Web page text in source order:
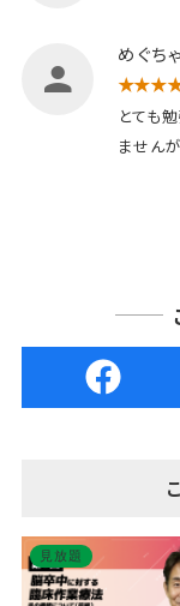
めぐち
とても
ません
見放題